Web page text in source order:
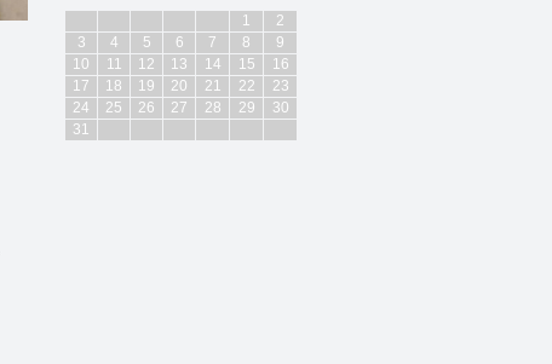
1
2
3
4 5 6 7 8
9
10
11 12 13 14 15
16
17
18 19 20 21 22
23
24
25 26 27 28 29
30
31